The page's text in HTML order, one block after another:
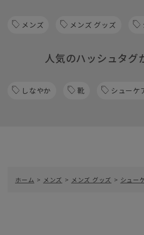
メンズ メンズ グッズ
人気のハッシュタグ
しなやか 靴 シューケ
ホーム > メンズ > メンズ グッズ > シュー